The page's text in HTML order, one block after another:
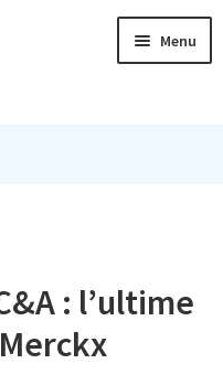
Menu
: l’ultime